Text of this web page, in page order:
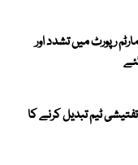
رپورٹ میں تشدد اور
ٹیم تبدیل کرنے کا